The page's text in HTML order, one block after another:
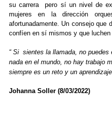
su carrera pero sí un nivel de
mujeres en la dirección
afortunadamente. Un consejo que
confíen en sí mismos y que luchen
“ Si sientes la llamada, no puedes
nada en el mundo, no hay trabajo
siempre es un reto y un
Johanna Soller (8/03/2022)